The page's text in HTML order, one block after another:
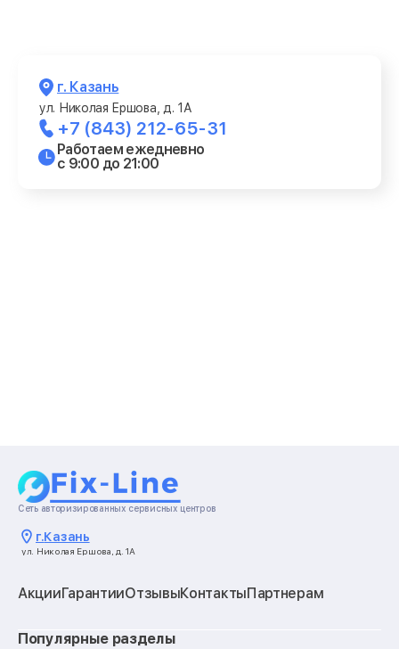
г. Казань
ул. Николая Ершова, д. 1А
+7 (843) 212-65-31
Работаем ежедневно
с 9:00 до 21:00
Сеть авторизированных сервисных центров
г.Казань
ул. Николая Ершова, д. 1А
АкцииГарантииОтзывыКонтактыПартнерам
Популярные разделы